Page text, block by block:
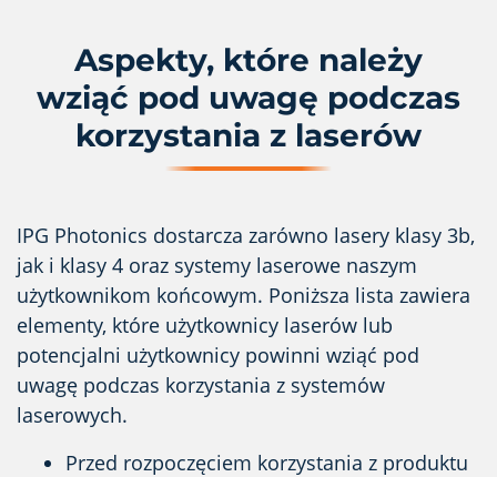
Aspekty, które należy
wziąć pod uwagę podczas
korzystania z laserów
IPG Photonics dostarcza zarówno lasery klasy 3b,
jak i klasy 4 oraz systemy laserowe naszym
użytkownikom końcowym. Poniższa lista zawiera
elementy, które użytkownicy laserów lub
potencjalni użytkownicy powinni wziąć pod
uwagę podczas korzystania z systemów
laserowych.
Przed rozpoczęciem korzystania z produktu